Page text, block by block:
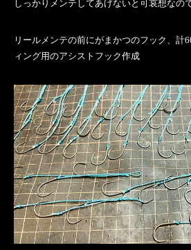
しっかりメンテしてあげないと可哀想なの
リールメンテの前にがまかつのフック、計
ィング用のアシストフック作成